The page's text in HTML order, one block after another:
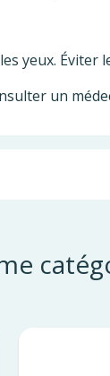
yeux. Éviter
un